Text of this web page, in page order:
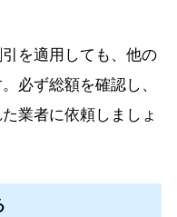
を適用しても、他の
必ず総額を確認し、
業者に依頼しましょ